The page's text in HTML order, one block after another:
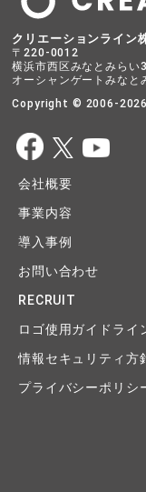
クリエーションライン
〒220-0012
横浜市西区みなとみらい
オーシャンゲートみなと
Copyright © 2006-2026
会社概要
事業内容
導入事例
お問い合わせ
RECRUIT
ロゴ使用ガイドライ
情報セキュリティ方
プライバシーポリシ